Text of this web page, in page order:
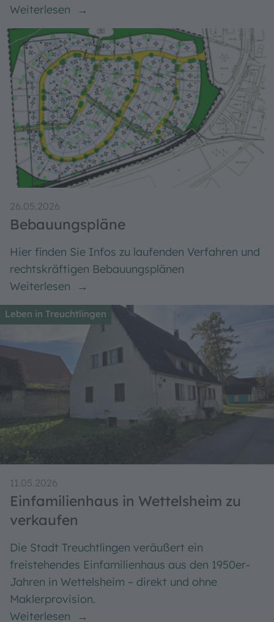
der Straßenbeleuchtung in Schambach, Möhren,
Dietfurt und Grönhart – Die Laternen brennen
künftig durchgängig
Weiterlesen
26.05.2026
Bebauungspläne
Hier finden Sie Infos zu laufenden Verfahren und
rechtskräftigen Bebauungsplänen
Weiterlesen
Leben in Treuchtlingen
11.05.2026
Einfamilienhaus in Wettelsheim zu
verkaufen